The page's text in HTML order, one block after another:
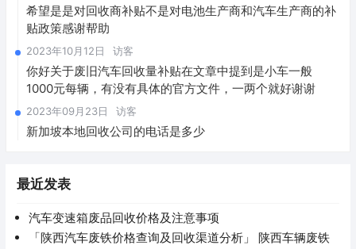
希望是是对回收商补贴不是对电池生产商和汽车生产商的补
贴政策感谢帮助
2023年10月12日 访客
你好关于废旧汽车回收量补贴在文章中提到是小车一般
1000元每辆，有没有具体的官方文件，一两个就好谢谢
2023年09月23日 访客
新加坡本地回收公司的电话是多少
最近发表
汽车变速箱废品回收价格及注意事项
「陕西汽车废铁价格查询及回收渠道分析」 陕西车辆废铁